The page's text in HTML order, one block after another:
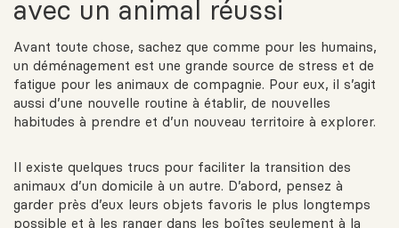
avec un animal réussi
Avant toute chose, sachez que comme pour les humains,
un déménagement est une grande source de stress et de
fatigue pour les animaux de compagnie. Pour eux, il s’agit
aussi d’une nouvelle routine à établir, de nouvelles
habitudes à prendre et d’un nouveau territoire à explorer.
Il existe quelques trucs pour faciliter la transition des
animaux d’un domicile à un autre. D’abord, pensez à
garder près d’eux leurs objets favoris le plus longtemps
possible et à les ranger dans les boîtes seulement à la